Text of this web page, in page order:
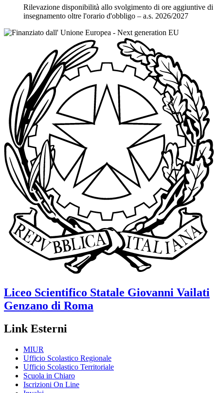
Rilevazione disponibilità allo svolgimento di ore aggiuntive di
insegnamento oltre l'orario d'obbligo – a.s. 2026/2027
Liceo Scientifico Statale Giovanni Vailati
Genzano di Roma
Link Esterni
MIUR
Ufficio Scolastico Regionale
Ufficio Scolastico Territoriale
Scuola in Chiaro
Iscrizioni On Line